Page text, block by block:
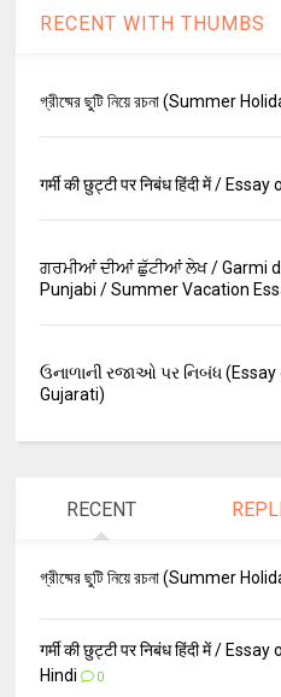
RECENT WITH THUMBS
গ্রীষ্মের ছুটি নিয়ে রচনা (Summer
गर्मी की छुट्टी पर निबंध हिंदी में /
ਗਰਮੀਆਂ ਦੀਆਂ ਛੁੱਟੀਆਂ ਲੇਖ / Garmi
Punjabi / Summer Vacation
ઉનાળાની રજાઓ પર નિબંધ
Gujarati)
RECENT
গ্রীষ্মের ছুটি নিয়ে রচনা (Summer
गर्मी की छुट्टी पर निबंध हिंदी में /
Hindi
0